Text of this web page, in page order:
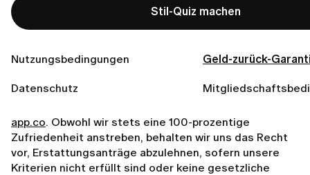
Stil-Quiz machen
Nutzungsbedingungen Geld-zurück-
Datenschutz
Produkt interagiert haben (definiert als keinerlei
Fortschritt in Ihren praktischen Einheiten und keine
jederzeit Anspruch auf eine vollständige
Rückerstattung – es gibt hierfür keine Antragsfrist.
Um eine Rückerstattung zu veranlassen, senden Sie
app.co. Obwohl wir stets eine 100-prozentige
Zufriedenheit anstreben, behalten wir uns das Recht
vor, Erstattungsanträge abzulehnen, sofern unsere
Kriterien nicht erfüllt sind oder keine gesetzliche